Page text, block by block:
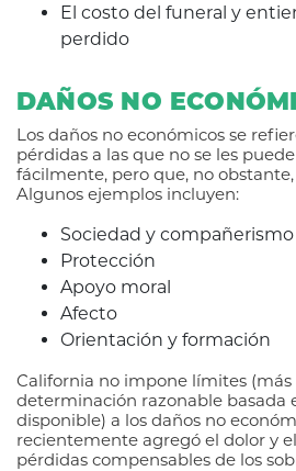
El costo del funeral y
perdido
DAÑOS NO
Los daños no económicos se
pérdidas a las que no se les
fácilmente, pero que, no
Algunos ejemplos incluyen:
Sociedad y compañerismo
Protección
Apoyo moral
Afecto
Orientación y formación
California no impone límites
determinación razonable basada
disponible) a los daños no
recientemente agregó el dolor y
pérdidas compensables de los